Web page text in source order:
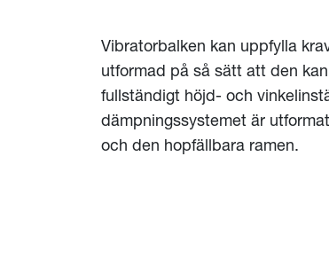
Vibratorbalken kan uppfylla
utformad på så sätt att den
fullständigt höjd- och
dämpningssystemet är
och den hopfällbara ramen.